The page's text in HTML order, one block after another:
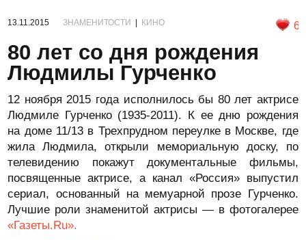
13.11.2015 ЗНАМЕНИТОСТИ КИНО 6
80 лет со дня рождения
Людмилы Гурченко
12 ноября 2015 года исполнилось бы 80 лет актрисе
Людмиле Гурченко (1935-2011). К ее дню рождения
на доме 11/13 в Трехпрудном переулке в Москве, где
жила Людмила, открыли мемориальную доску, по
телевидению покажут документальные фильмы,
посвященные актрисе, а канал «Россия» выпустил
сериал, основанный на мемуарной прозе Гурченко.
Лучшие роли знаменитой актрисы — в фотогалерее
«Газеты.Ru».